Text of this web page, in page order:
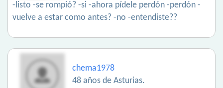
-listo -se rompió? -si -ahora pídele perdón -perdón -
vuelve a estar como antes? -no -entendiste??
chema1978
48 años de Asturias.